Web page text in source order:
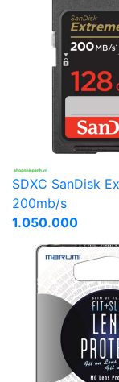
SDXC SanDisk
200mb/s
1.050.000